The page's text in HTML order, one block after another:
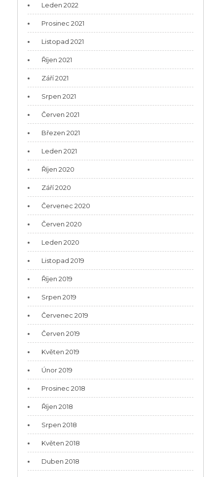
Leden 2022
Prosinec 2021
Listopad 2021
Říjen 2021
Září 2021
Srpen 2021
Červen 2021
Březen 2021
Leden 2021
Říjen 2020
Září 2020
Červenec 2020
Červen 2020
Leden 2020
Listopad 2019
Říjen 2019
Srpen 2019
Červenec 2019
Červen 2019
Květen 2019
Únor 2019
Prosinec 2018
Říjen 2018
Srpen 2018
Květen 2018
Duben 2018